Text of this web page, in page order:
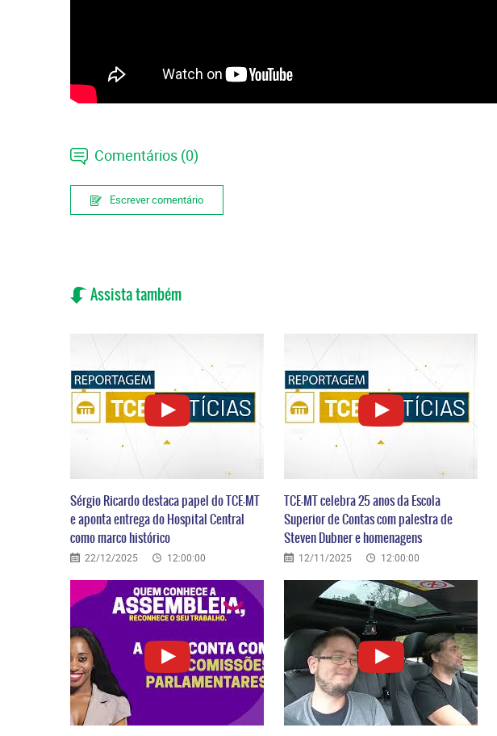
Comentários (0)
Escrever comentário
Assista também
Sérgio Ricardo destaca papel do TCE-MT
e aponta entrega do Hospital Central
como marco histórico
22/12/2025 12:00:00
TCE-MT celebra 25 anos da Escola
Superior de Contas com palestra de
Steven Dubner e homenagens
12/11/2025 12:00:00